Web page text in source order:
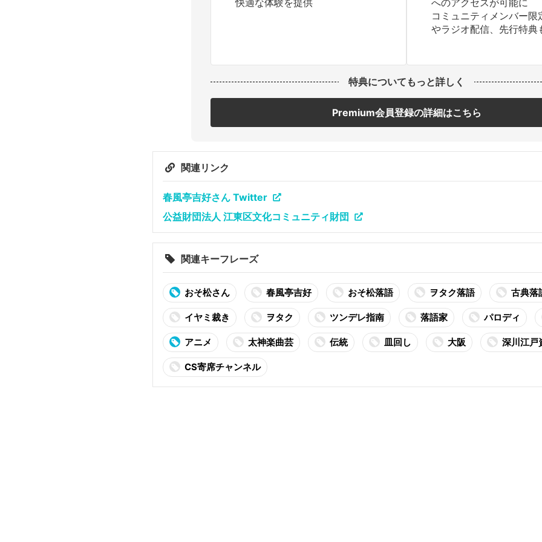
コミュニティメンバー限
やラジオ配信、先行特典
特典についてもっと詳しく
Premium会員登録の詳細はこちら
関連リンク
春風亭吉好さん Twitter
公益財団法人 江東区文化コミュニティ財団
関連キーフレーズ
おそ松さん 春風亭吉好 おそ松落語 ヲタク落語 古典落
イヤミ裁き ヲタク ツンデレ指南 落語家 パロディ
アニメ 太神楽曲芸 伝統 皿回し 大阪 深川江戸
CS寄席チャンネル